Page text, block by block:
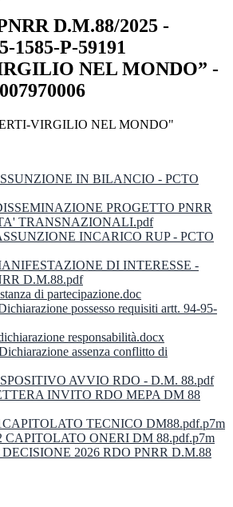
D.M.88/2025 -
1585-P-59191
NEL MONDO” -
VIRGILIO NEL MONDO"
IN BILANCIO - PCTO
PROGETTO PNRR
TRANSNAZIONALI.pdf
INCARICO RUP - PCTO
DI INTERESSE -
D.M.88.pdf
di partecipazione.doc
possesso requisiti artt. 94-95-
responsabilità.docx
assenza conflitto di
AVVIO RDO - D.M. 88.pdf
INVITO RDO MEPA DM 88
TECNICO DM88.pdf.p7m
CAPITOLATO ONERI DM 88.pdf.p7m
2026 RDO PNRR D.M.88